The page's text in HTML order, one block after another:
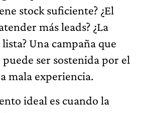
stock suficiente? ¿El
más leads? ¿La
Una campaña que
puede ser sostenida por el
mala experiencia.
ideal es cuando la